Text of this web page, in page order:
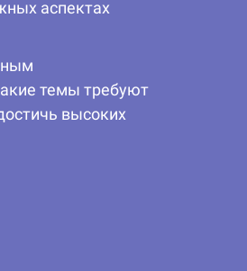
аспектах
темы требуют
высоких